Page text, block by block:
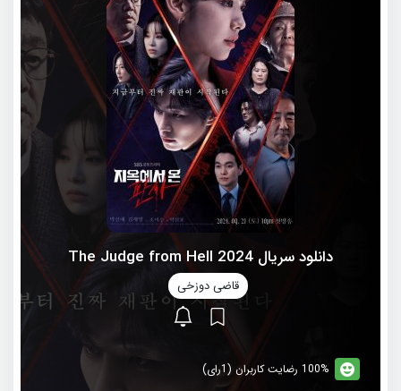
دانلود سریال 2024 The Judge from Hell
قاضی دوزخی
100% رضایت کاربران (1رای)